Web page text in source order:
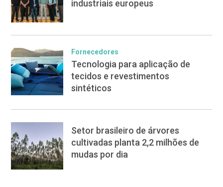
industriais europeus
Fornecedores
Tecnologia para aplicação de
tecidos e revestimentos
sintéticos
Setor brasileiro de árvores
cultivadas planta 2,2 milhões de
mudas por dia